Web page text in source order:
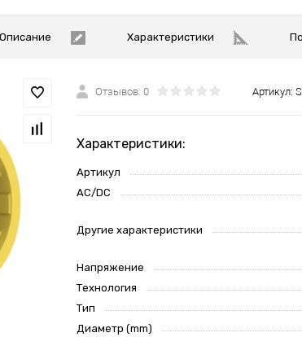
Описание Характеристики
Отзывов: 0 Артикул:
Характеристики:
Артикул
AC/DC
Другие характеристики
Напряжение
Технология
Тип
Диаметр (mm)